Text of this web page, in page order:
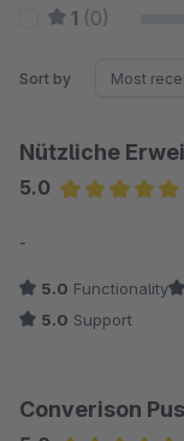
1 (0)
Sort by
Nützliche
5.0
-
5.0 Functionality
5.0 Support
Converison